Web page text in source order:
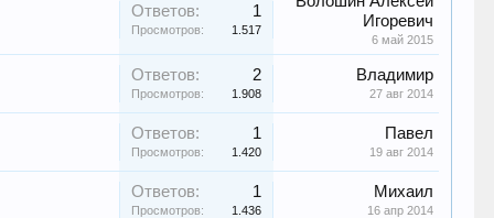
Ответов: 1
Просмотров: 1.517
Игоревич
6 май 2015
Ответов: 2
Просмотров: 1.908
Владимир
27 авг 2014
Ответов: 1
Просмотров: 1.420
Павел
19 авг 2014
Ответов: 1
Просмотров: 1.436
Михаил
16 апр 2014